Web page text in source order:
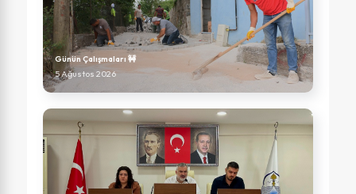
Günün Çalışmaları 🚧
5 Ağustos 2026